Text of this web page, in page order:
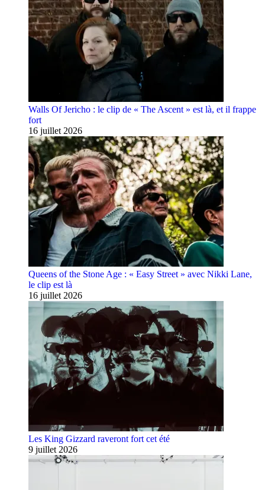
Walls Of Jericho : le clip de « The Ascent » est là, et il frappe
fort
16 juillet 2026
Queens of the Stone Age : « Easy Street » avec Nikki Lane,
le clip est là
16 juillet 2026
Les King Gizzard raveront fort cet été
9 juillet 2026